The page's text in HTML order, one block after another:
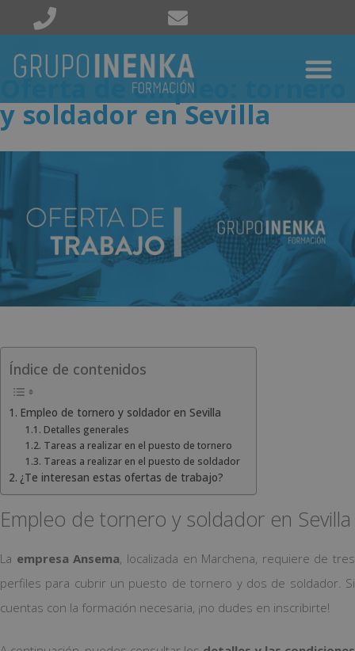
Oferta de empleo: tornero
y soldador en Sevilla
Índice de contenidos
Empleo de tornero y soldador en Sevilla
Detalles generales
Tareas a realizar en el puesto de tornero
Tareas a realizar en el puesto de soldador
¿Te interesan estas ofertas de trabajo?
Empleo de tornero y soldador en Sevilla
La empresa Ansema, localizada en Marchena, requiere de tres
perfiles para cubrir un puesto de tornero y dos de soldador. Si
cuentas con la formación necesaria, ¡no dudes en inscribirte!